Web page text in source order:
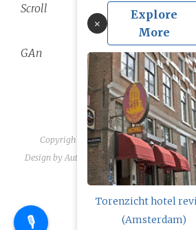
🎙️
×
Explore
More
Torenzicht hotel
(Amsterdam)
Scroll
GAn
Copyright ©2026linguae scriptaque|
Design byAutomattic | Blogger Theme by